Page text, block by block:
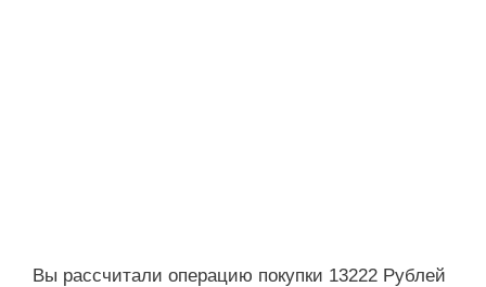
Вы рассчитали операцию покупки 13222 Рублей